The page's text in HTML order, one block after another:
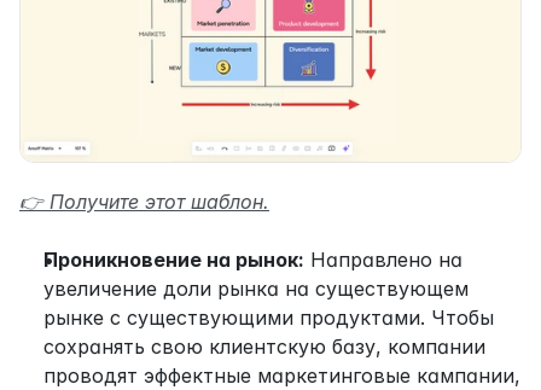
👉 Получите этот шаблон.
Проникновение на рынок: Направлено на
увеличение доли рынка на существующем
рынке с существующими продуктами. Чтобы
сохранять свою клиентскую базу, компании
проводят эффектные маркетинговые кампании,